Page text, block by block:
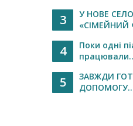
3
У НОВЕ
«СІМЕЙНИЙ
4
Поки одні
5
ЗАВЖДИ